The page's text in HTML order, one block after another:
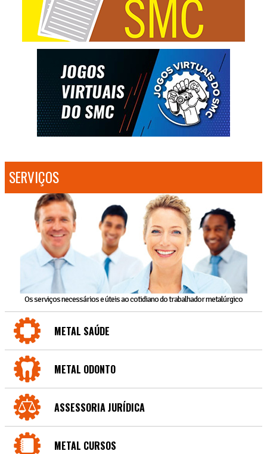
SERVIÇOS
Os serviços necessários e úteis ao cotidiano do trabalhador metalúrgico
METAL SAÚDE
METAL ODONTO
ASSESSORIA JURÍDICA
METAL CURSOS